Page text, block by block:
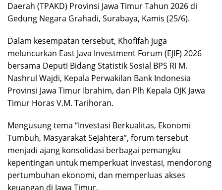
Daerah (TPAKD) Provinsi Jawa Timur Tahun 2026 di
Gedung Negara Grahadi, Surabaya, Kamis (25/6).
Dalam kesempatan tersebut, Khofifah juga
meluncurkan East Java Investment Forum (EJIF) 2026
bersama Deputi Bidang Statistik Sosial BPS RI M.
Nashrul Wajdi, Kepala Perwakilan Bank Indonesia
Provinsi Jawa Timur Ibrahim, dan Plh Kepala OJK Jawa
Timur Horas V.M. Tarihoran.
Mengusung tema “Investasi Berkualitas, Ekonomi
Tumbuh, Masyarakat Sejahtera”, forum tersebut
menjadi ajang konsolidasi berbagai pemangku
kepentingan untuk memperkuat investasi, mendorong
pertumbuhan ekonomi, dan memperluas akses
keuangan di Jawa Timur.